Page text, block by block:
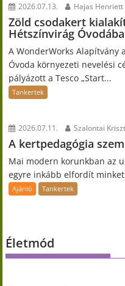
2026.07.13. Hajas Henriett
Zöld csodakert
Hétszínvirág
A WonderWorks Alapítvány
Óvoda környezeti nevelési
pályázott a Tesco „Start...
Tankertek
2026.07.11. Szalontai
A kertpedagógia
Mai modern korunkban az
egyre inkább elfordít
Ajánló Tankertek
Életmód